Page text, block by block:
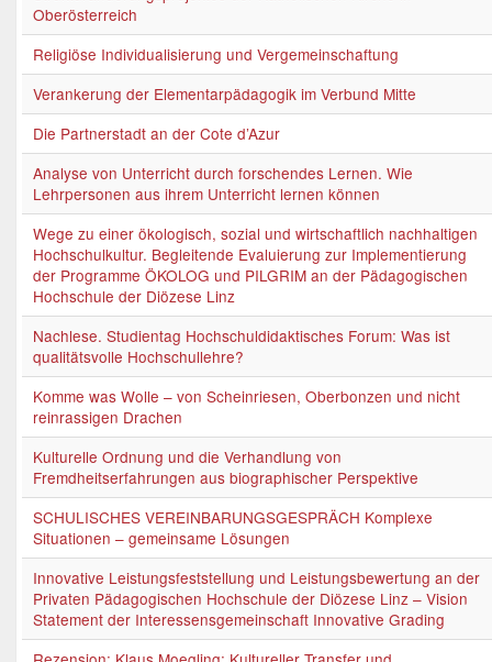
Oberösterreich
Religiöse Individualisierung und Vergemeinschaftung
Verankerung der Elementarpädagogik im Verbund Mitte
Die Partnerstadt an der Cote d’Azur
Analyse von Unterricht durch forschendes Lernen. Wie
Lehrpersonen aus ihrem Unterricht lernen können
Wege zu einer ökologisch, sozial und wirtschaftlich nachhaltigen
Hochschulkultur. Begleitende Evaluierung zur Implementierung
der Programme ÖKOLOG und PILGRIM an der Pädagogischen
Hochschule der Diözese Linz
Nachlese. Studientag Hochschuldidaktisches Forum: Was ist
qualitätsvolle Hochschullehre?
Komme was Wolle – von Scheinriesen, Oberbonzen und nicht
reinrassigen Drachen
Kulturelle Ordnung und die Verhandlung von
Fremdheitserfahrungen aus biographischer Perspektive
SCHULISCHES VEREINBARUNGSGESPRÄCH Komplexe
Situationen – gemeinsame Lösungen
Innovative Leistungsfeststellung und Leistungsbewertung an der
Privaten Pädagogischen Hochschule der Diözese Linz – Vision
Statement der Interessensgemeinschaft Innovative Grading